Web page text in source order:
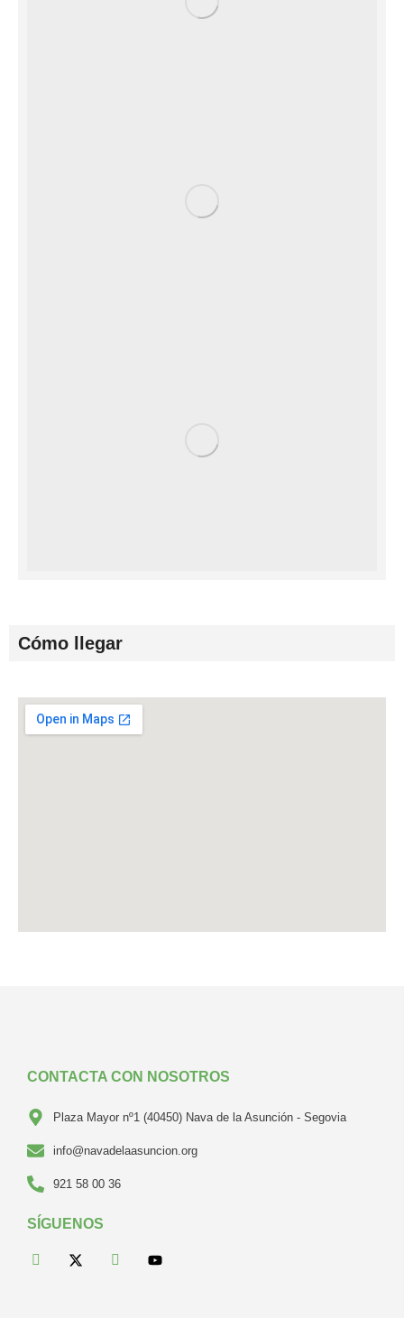
Cómo llegar
CONTACTA CON NOSOTROS
Plaza Mayor nº1 (40450) Nava de la Asunción - Segovia
info@navadelaasuncion.org
921 58 00 36
SÍGUENOS